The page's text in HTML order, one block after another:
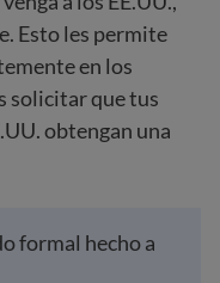
Esto les permite
en los
solicitar que tus
obtengan una
formal hecho a